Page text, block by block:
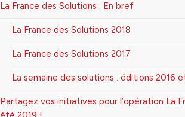
La France des Solutions . En bref
La France des Solutions 2018
La France des Solutions 2017
La semaine des solutions . éditions 2016
Partagez vos initiatives pour l’opération La